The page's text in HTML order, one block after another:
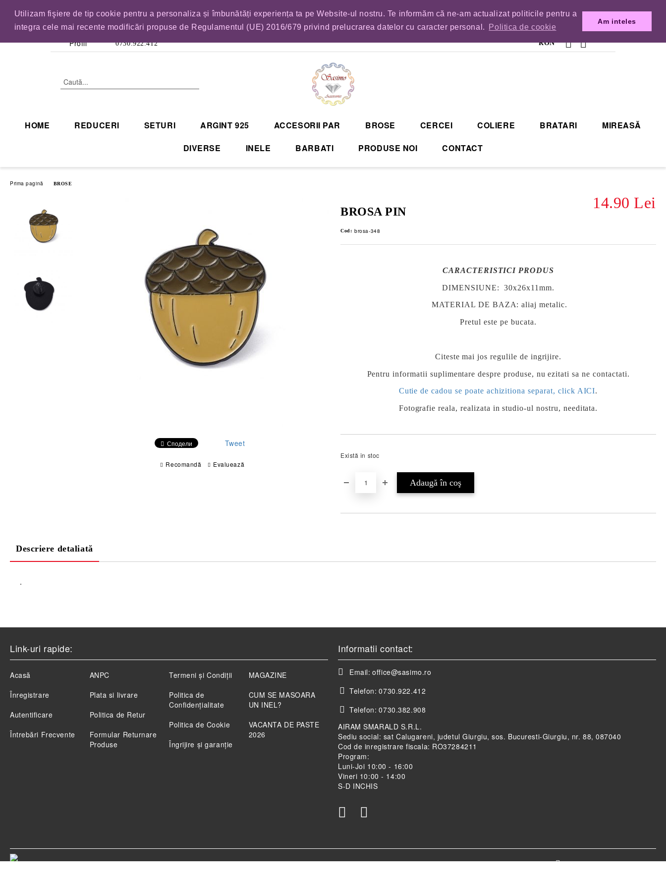
Utilizam fişiere de tip cookie pentru a personaliza și îmbunătăți experiența ta pe Website-ul nostru. Te informăm că ne-am actualizat politicile pentru a
integra cele mai recente modificări propuse de Regulamentul (UE) 2016/679 privind prelucrarea datelor cu caracter personal.
Politica de cookie
Am inteles
IN CURAND INCHIDEM LISTA DE COMENZI PENTRU SFANTA MARIA. VA RUGAM SA VA PLASATI COMENZILE DIN TIMP.
Profil 0730.922.412 RON
HOME REDUCERI SETURI ARGINT 925 ACCESORII PAR BROSE CERCEI COLIERE BRATARI
MIREASĂ
DIVERSE
INELE BARBATI PRODUSE NOI CONTACT
Prima pagină BROSE
BROSA PIN 14.90 Lei
Cod: brosa-348
CARACTERISTICI PRODUS
DIMENSIUNE: 30x26x11mm.
MATERIAL DE BAZA: aliaj metalic.
Pretul este pe bucata.
Citeste mai jos regulile de ingrijire.
Pentru informatii suplimentare despre produse, nu ezitati sa ne contactati.
Cutie de cadou se poate achizitiona separat, click AICI.
Fotografie reala, realizata in studio-ul nostru, needitata.
Există în stoc
Сподели Tweet
Recomandă Evaluează
Descriere detaliată
.
Link-uri rapide:
Acasă
Înregistrare
Autentificare
Întrebări Frecvente
ANPC
Plata si livrare
Politica de Retur
Formular Returnare
Produse
Termeni și Condiții
Politica de
Confidenţialitate
Politica de Cookie
Îngrijire și garanție
MAGAZINE
CUM SE MASOARA
UN INEL?
VACANTA DE PASTE
2026
Informatii contact:
Email: office@sasimo.ro
Telefon: 0730.922.412
Telefon: 0730.382.908
AIRAM SMARALD S.R.L.
Sediu social: sat Calugareni, judetul Giurgiu, sos. Bucuresti-Giurgiu, nr. 88, 087040
Cod de inregistrare fiscala: RO37284211
Program:
Luni-Joi 10:00 - 16:00
Vineri 10:00 - 14:00
S-D INCHIS
Magazinul nostru respecta 100% prevederile GDPR. Citeste politica de confidentialitate Informatiile mele personale